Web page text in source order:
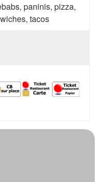
paninis, pizza,
tacos